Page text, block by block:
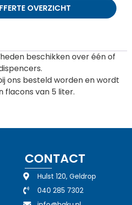
OVERZICHT
beschikken over één of
ons besteld worden en wordt
flacons van 5 liter.
CONTACT
Hulst 120, Geldrop
040 285 7302